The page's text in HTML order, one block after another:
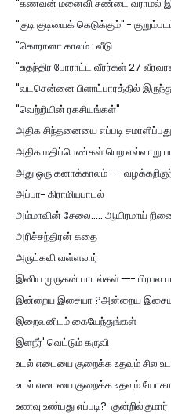
"கணவன் மனைவி சண்டை வராமல்
"குடி குடியைக் கெடுக்கும்" -
"கொரானா காலம் : வீடு
"சுதந்திர போராட்ட வீரர்கள் 27
"வடசென்னை பிளாட்பாரத்தில்
"வெற்றியின் ரகசியங்கள்"
அதிக சிந்தனையை எப்படி
அதிக மதிப்பெண்கள் பெற எவ்வாறு
அது ஒரு கனாக்காலம் ---
அப்பா- கிராமியபாடல்
அம்மாவின் சேலை..... ஆயிரமாய்
அரிச்சந்திரன் கதை
அருட்கவி வள்ளலார்
இனிய முருகன் பாடல்கள் --- பிரபல
இன்றைய இசையா ?அன்றைய
இறைவனிடம் கையேந்துங்கள்
இளநீர்' வெட்டும் கருவி
உடல் எடையை குறைக்க உதவும் சில
உடல் எடையை குறைக்க உதவும் யோகா
உணவு உண்பது எப்படி?-குன்றில்குமார்